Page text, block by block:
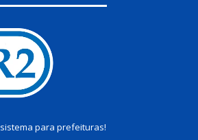
sistema para prefeituras!